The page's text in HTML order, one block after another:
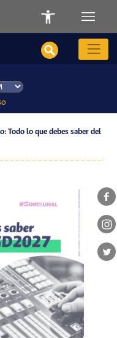
Todo lo que debes saber del